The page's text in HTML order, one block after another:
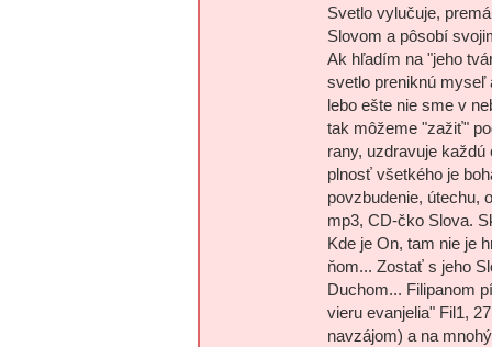
Svetlo vylučuje,
Slovom a pôsobí
Ak hľadím na "jeho
svetlo preniknú myseľ
lebo ešte nie sme v
tak môžeme "zažiť"
rany, uzdravuje
plnosť všetkého je
povzbudenie, útechu,
mp3, CD-čko Slova.
Kde je On, tam nie je
ňom... Zostať s jeho
Duchom... Filipanom
vieru evanjelia" Fil1,
navzájom) a na